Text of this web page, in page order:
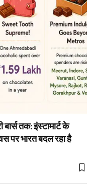
तक: इंस्टामार्ट के
पर भारत बदल रहा है